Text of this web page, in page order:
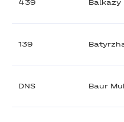
439 Balkazy
139
DNS Baur